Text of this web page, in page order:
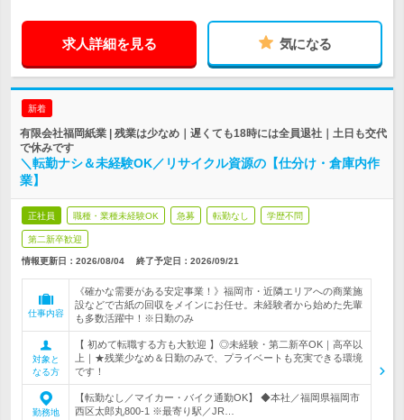
求人詳細を見る 気になる
新着
有限会社福岡紙業 | 残業は少なめ｜遅くても18時には全員退社｜土日も交代
で休みです
＼転勤ナシ＆未経験OK／リサイクル資源の【仕分け・倉庫内作
業】
正社員 職種・業種未経験OK 急募 転勤なし 学歴不問
第二新卒歓迎
情報更新日：2026/08/04 終了予定日： 2026/09/21
仕事内容
《確かな需要がある安定事業！》福岡市・近隣エリアへの商業施
設などで古紙の回収をメインにお任せ。未経験者から始めた先輩
も多数活躍中！※日勤のみ
対象と
なる方
【 初めて転職する方も大歓迎 】◎未経験・第二新卒OK｜高卒以
上｜★残業少なめ＆日勤のみで、プライベートも充実できる環境
です！
勤務地
【転勤なし／マイカー・バイク通勤OK】 ◆本社／福岡県福岡市
西区太郎丸800-1 ※最寄り駅／JR…